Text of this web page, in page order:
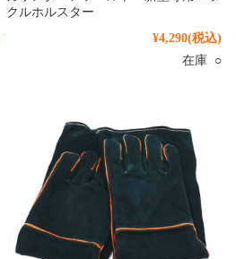
クルホルスター
¥4,290(税込)
在庫 ○